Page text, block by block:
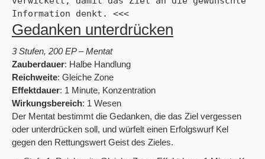
Information denkt. <<<
Gedanken unterdrücken
3 Stufen, 200 EP – Mentat
Zauberdauer: Halbe Handlung
Reichweite: Gleiche Zone
Effektdauer: 1 Minute, Konzentration
Wirkungsbereich: 1 Wesen
Der Mentat bestimmt die Gedanken, die das Ziel vergessen
oder unterdrücken soll, und würfelt einen Erfolgswurf Kel
gegen den Rettungswert Geist des Zieles.